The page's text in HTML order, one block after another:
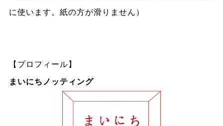
に使います。紙の方が滑りません）
【プロフィール】
まいにちノッティング